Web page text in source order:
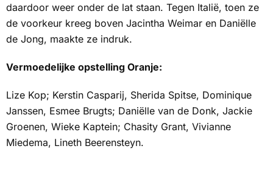
daardoor weer onder de lat staan. Tegen Italië, toen ze
de voorkeur kreeg boven Jacintha Weimar en Daniëlle
de Jong, maakte ze indruk.
Vermoedelijke opstelling Oranje:
Lize Kop; Kerstin Casparij, Sherida Spitse, Dominique
Janssen, Esmee Brugts; Daniëlle van de Donk, Jackie
Groenen, Wieke Kaptein; Chasity Grant, Vivianne
Miedema, Lineth Beerensteyn.